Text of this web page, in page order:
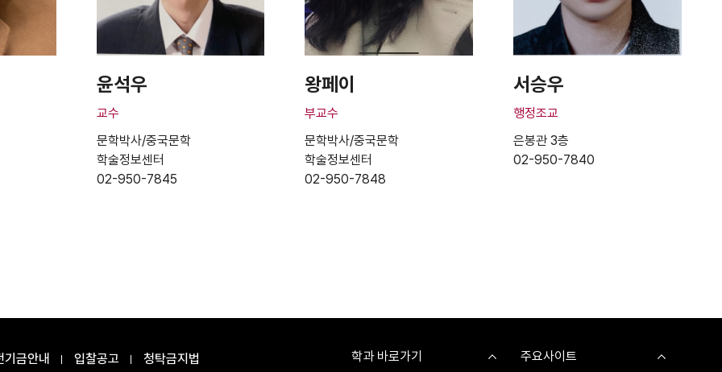
윤석우
교수
문학박사/중국문학
학술정보센터
02-950-7845
왕페이
부교수
문학박사/중국문학
학술정보센터
02-950-7848
서승우
행정조교
은봉관 3층
02-950-7840
기금안내 입찰공고 청탁금지법 학과 바로가기 주요사이트